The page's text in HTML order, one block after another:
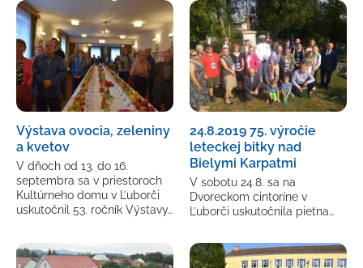
Výstava ovocia, zeleniny
a kvetov
V dňoch od 13. do 16.
septembra sa v priestoroch
Kultúrneho domu v Ľuborči
uskutočnil 53. ročník Výstavy…
24.8.2019 75. výročie
leteckej bitky nad
Bielymi Karpatmi
V sobotu 24.8. sa na
Dvoreckom cintoríne v
Ľuborči uskutočnila pietna…